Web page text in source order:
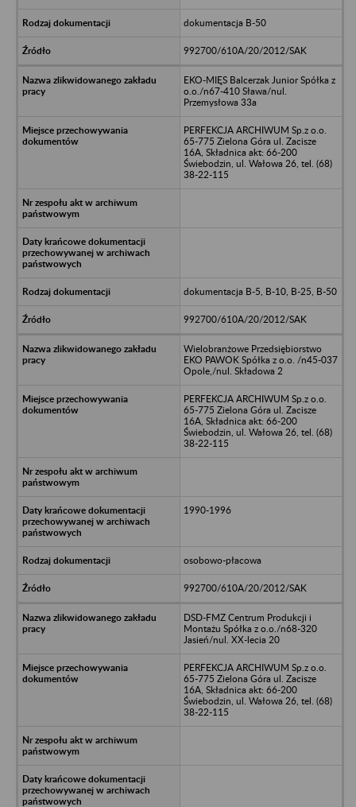
dokumentacja B-50
992700/610A/20/2012/SAK
EKO-MIĘS Balcerzak Junior Spółka z
o.o./n67-410 Sława/nul.
Przemysłowa 33a
PERFEKCJA ARCHIWUM Sp.z o.o.
65-775 Zielona Góra ul. Zacisze
16A, Składnica akt: 66-200
Świebodzin, ul. Wałowa 26, tel. (68)
38-22-115
dokumentacja B-5, B-10, B-25, B-50
992700/610A/20/2012/SAK
Wielobranżowe Przedsiębiorstwo
EKO PAWOK Spółka z o.o. /n45-037
Opole,/nul. Składowa 2
PERFEKCJA ARCHIWUM Sp.z o.o.
65-775 Zielona Góra ul. Zacisze
16A, Składnica akt: 66-200
Świebodzin, ul. Wałowa 26, tel. (68)
38-22-115
1990-1996
osobowo-płacowa
992700/610A/20/2012/SAK
DSD-FMZ Centrum Produkcji i
Montażu Spółka z o.o./n68-320
Jasień/nul. XX-lecia 20
PERFEKCJA ARCHIWUM Sp.z o.o.
65-775 Zielona Góra ul. Zacisze
16A, Składnica akt: 66-200
Świebodzin, ul. Wałowa 26, tel. (68)
38-22-115